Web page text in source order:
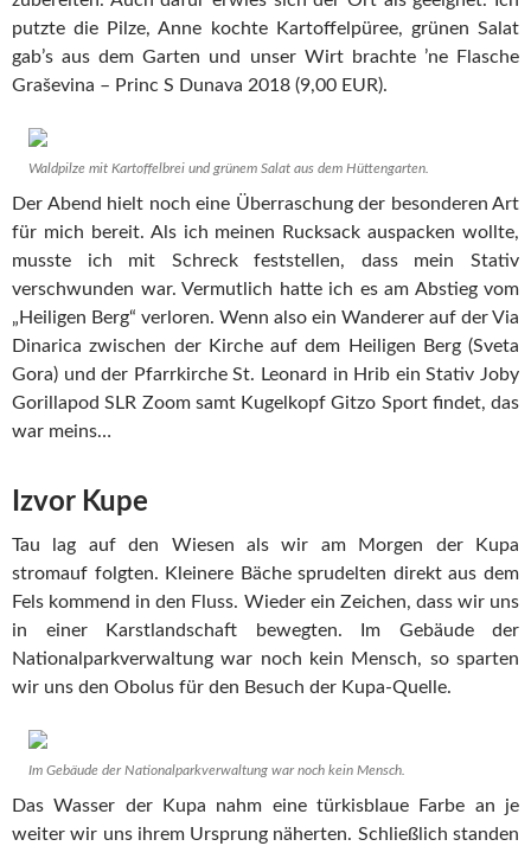
putzte die Pilze, Anne kochte Kartoffelpüree, grünen Salat
gab’s aus dem Garten und unser Wirt brachte ’ne Flasche
Graševina – Princ S Dunava 2018 (9,00 EUR).
Waldpilze mit Kartoffelbrei und grünem Salat aus dem Hüttengarten.
Der Abend hielt noch eine Überraschung der besonderen Art
für mich bereit. Als ich meinen Rucksack auspacken wollte,
musste ich mit Schreck feststellen, dass mein Stativ
verschwunden war. Vermutlich hatte ich es am Abstieg vom
„Heiligen Berg“ verloren. Wenn also ein Wanderer auf der Via
Dinarica zwischen der Kirche auf dem Heiligen Berg (Sveta
Gora) und der Pfarrkirche St. Leonard in Hrib ein Stativ Joby
Gorillapod SLR Zoom samt Kugelkopf Gitzo Sport findet, das
war meins…
Izvor Kupe
Tau lag auf den Wiesen als wir am Morgen der Kupa
stromauf folgten. Kleinere Bäche sprudelten direkt aus dem
Fels kommend in den Fluss. Wieder ein Zeichen, dass wir uns
in einer Karstlandschaft bewegten. Im Gebäude der
Nationalparkverwaltung war noch kein Mensch, so sparten
wir uns den Obolus für den Besuch der Kupa-Quelle.
Im Gebäude der Nationalparkverwaltung war noch kein Mensch.
Das Wasser der Kupa nahm eine türkisblaue Farbe an je
weiter wir uns ihrem Ursprung näherten. Schließlich standen